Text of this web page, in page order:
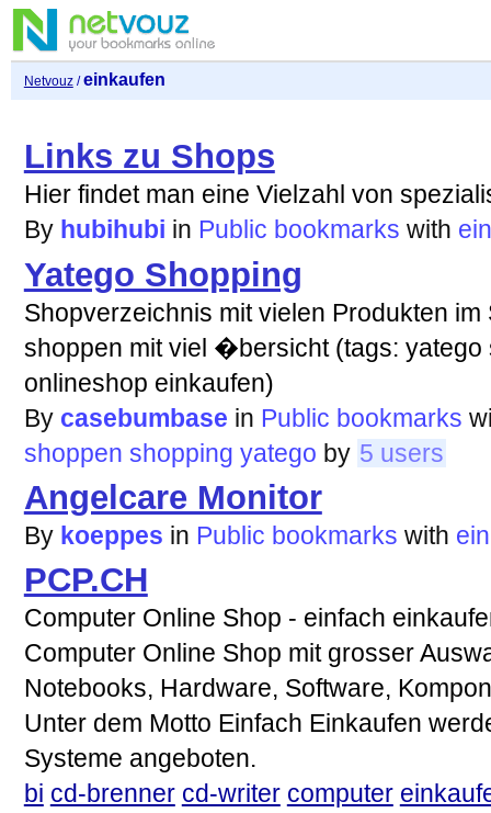
Netvouz/einkaufen
Links zu Shops
Hier findet man eine Vielzahl von
By hubihubi in Public bookmarks with
Yatego Shopping
Shopverzeichnis mit vielen Produkten
shoppen mit viel �bersicht (tags: yatego
onlineshop einkaufen)
By casebumbase in Public bookmarks
shoppen shopping yatego by 5 users
Angelcare Monitor
By koeppes in Public bookmarks with
PCP.CH
Computer Online Shop - einfach
Computer Online Shop mit grosser
Notebooks, Hardware, Software,
Unter dem Motto Einfach Einkaufen
Systeme angeboten.
bi cd-brenner cd-writer computer